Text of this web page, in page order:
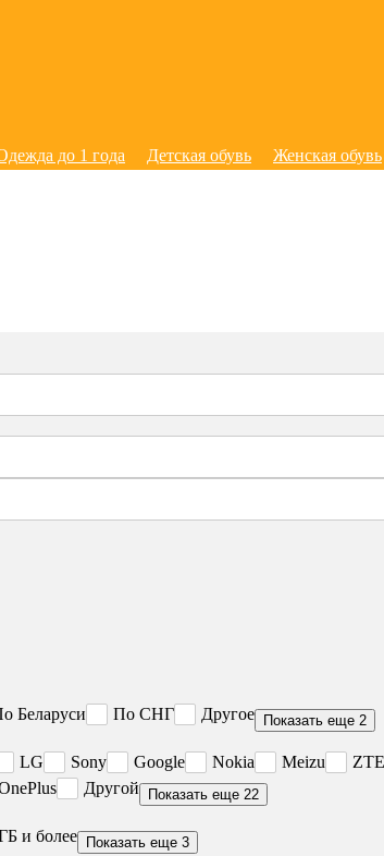
до 1 года Детская обувь Женская обувь
Беларуси По СНГ Другое Показать еще 2
LG Sony Google Nokia Meizu ZTE
Другой Показать еще 22
и более Показать еще 3